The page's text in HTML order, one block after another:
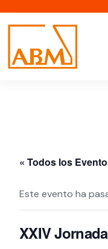
« Todos los
Este evento ha
XXIV